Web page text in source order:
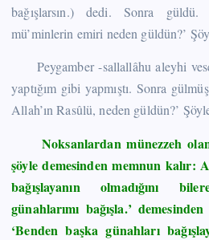
bağışlarsın.) dedi. Sonra
mü’minlerin emiri neden güldün?’
Peygamber -sallallâhu aleyhi
yaptığım gibi yapmıştı. Sonra
Allah’ın Rasûlü, neden güldün?’
Noksanlardan münezzeh
şöyle demesinden memnun kalır:
bağışlayanın olmadığını
günahlarımı bağışla.’
‘Benden başka günahları